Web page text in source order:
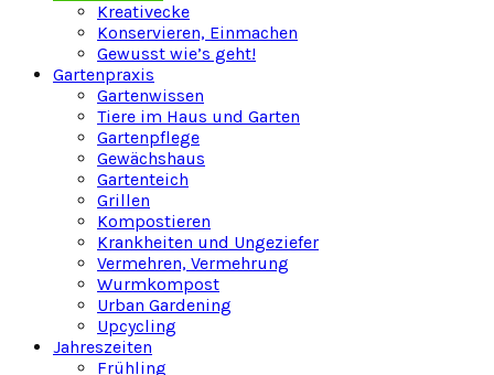
Kreativecke
Konservieren, Einmachen
Gewusst wie’s geht!
Gartenpraxis
Gartenwissen
Tiere im Haus und Garten
Gartenpflege
Gewächshaus
Gartenteich
Grillen
Kompostieren
Krankheiten und Ungeziefer
Vermehren, Vermehrung
Wurmkompost
Urban Gardening
Upcycling
Jahreszeiten
Frühling